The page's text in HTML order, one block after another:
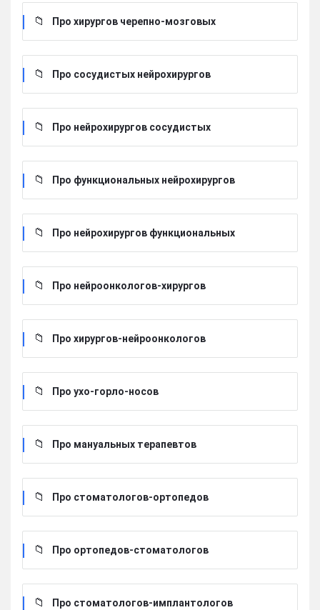
Про хирургов черепно-мозговых
Про сосудистых нейрохирургов
Про нейрохирургов сосудистых
Про функциональных нейрохирургов
Про нейрохирургов функциональных
Про нейроонкологов-хирургов
Про хирургов-нейроонкологов
Про ухо-горло-носов
Про мануальных терапевтов
Про стоматологов-ортопедов
Про ортопедов-стоматологов
Про стоматологов-имплантологов